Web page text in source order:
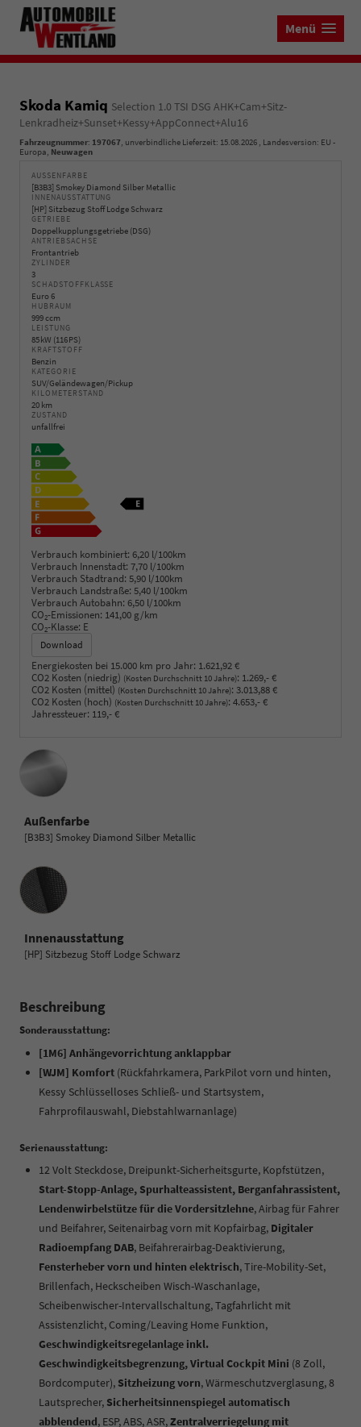
Menü
Skoda Kamiq Selection 1.0 TSI DSG AHK+Cam+Sitz-
Lenkradheiz+Sunset+Kessy+AppConnect+Alu16
Fahrzeugnummer: 197067, unverbindliche Lieferzeit: 15.08.2026 , Landesversion: EU -
Europa, Neuwagen
AUSSENFARBE
[B3B3] Smokey Diamond Silber Metallic
INNENAUSSTATTUNG
[HP] Sitzbezug Stoff Lodge Schwarz
GETRIEBE
Doppelkupplungsgetriebe (DSG)
ANTRIEBSACHSE
Frontantrieb
ZYLINDER
3
SCHADSTOFFKLASSE
Euro 6
HUBRAUM
999 ccm
LEISTUNG
85 kW (116 PS)
KRAFTSTOFF
Benzin
KATEGORIE
SUV/Geländewagen/Pickup
KILOMETERSTAND
20 km
ZUSTAND
unfallfrei
Verbrauch kombiniert: 6,20 l/100km
Verbrauch Innenstadt: 7,70 l/100km
Verbrauch Stadtrand: 5,90 l/100km
Verbrauch Landstraße: 5,40 l/100km
Verbrauch Autobahn: 6,50 l/100km
CO2-Emissionen: 141,00 g/km
CO2-Klasse: E
Download
Energiekosten bei 15.000 km pro Jahr: 1.621,92 €
CO2 Kosten (niedrig) (Kosten Durchschnitt 10 Jahre): 1.269,- €
CO2 Kosten (mittel) (Kosten Durchschnitt 10 Jahre): 3.013,88 €
CO2 Kosten (hoch) (Kosten Durchschnitt 10 Jahre): 4.653,- €
Jahressteuer: 119,- €
Außenfarbe
[B3B3] Smokey Diamond Silber Metallic
Innenausstattung
Innenausstattung
[HP] Sitzbezug Stoff Lodge Schwarz
Beschreibung
Sonderausstattung:
[1M6] Anhängevorrichtung anklappbar
[WJM] Komfort (Rückfahrkamera, ParkPilot vorn und hinten,
Kessy Schlüsselloses Schließ- und Startsystem,
Fahrprofilauswahl, Diebstahlwarnanlage)
Serienausstattung:
12 Volt Steckdose, Dreipunkt-Sicherheitsgurte, Kopfstützen,
Start-Stopp-Anlage, Spurhalteassistent, Berganfahrassistent,
Lendenwirbelstütze für die Vordersitzlehne, Airbag für Fahrer
und Beifahrer, Seitenairbag vorn mit Kopfairbag, Digitaler
Radioempfang DAB, Beifahrerairbag-Deaktivierung,
Fensterheber vorn und hinten elektrisch, Tire-Mobility-Set,
Brillenfach, Heckscheiben Wisch-Waschanlage,
Scheibenwischer-Intervallschaltung, Tagfahrlicht mit
Assistenzlicht, Coming/Leaving Home Funktion,
Geschwindigkeitsregelanlage inkl.
Geschwindigkeitsbegrenzung, Virtual Cockpit Mini (8 Zoll,
Bordcomputer), Sitzheizung vorn, Wärmeschutzverglasung, 8
Lautsprecher, Sicherheitsinnenspiegel automatisch
abblendend, ESP, ABS, ASR,Zentralverriegelung mit